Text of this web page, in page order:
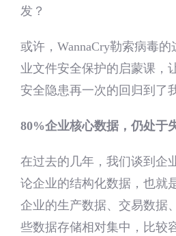
发？
或许，WannaCry勒索病毒
业文件安全保护的启蒙课，
安全隐患再一次的回归到了
80%企业核心数据，仍处于
在过去的几年，我们谈到企
论企业的结构化数据，也就
企业的生产数据、交易数据
些数据存储相对集中，比较